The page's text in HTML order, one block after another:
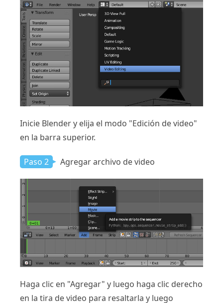
Inicie Blender y elija el modo "Edición de video"
en la barra superior.
Paso 2 Agregar archivo de video
Haga clic en "Agregar" y luego haga clic derecho
en la tira de video para resaltarla y luego